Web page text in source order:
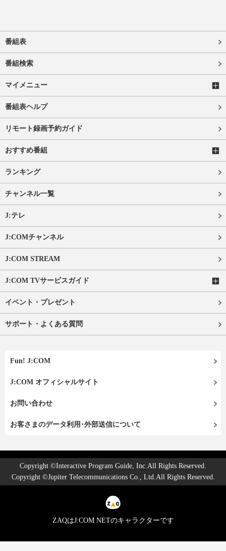
番組表
番組検索
マイメニュー
番組表ヘルプ
リモート録画予約ガイド
おすすめ番組
ランキング
チャンネル一覧
J:テレ
J:COMチャンネル
J:COM STREAM
J:COM TVサービスガイド
イベント・プレゼント
サポート・よくある質問
Fun! J:COM
J:COM オフィシャルサイト
お問い合わせ
お客さまのデータ利用･外部送信について
Copyright ©Interactive Program Guide, Inc.All Rights Reserved.
Copyright ©Jupiter Telecommunications Co., Ltd.All Rights Reserved.
ZAQはJ:COM NETのキャラクターです